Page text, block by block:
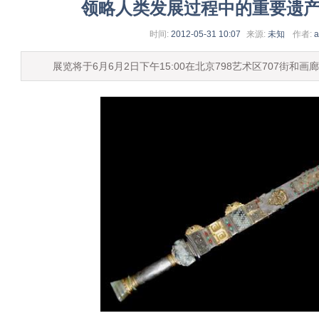
领略人类发展过程中的重要
时间: 2012-05-31 10:07 来源: 未知 作者:
展览将于6月6月2日下午15:00在北京798艺术区707街和画